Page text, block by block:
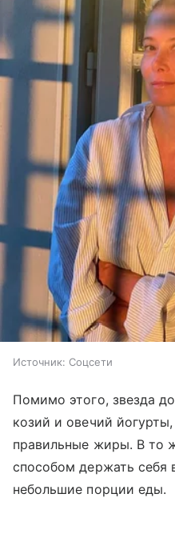
Источник: Соцсети
Помимо этого, звезда
козий и овечий
правильные жиры. В то
способом держать себя
небольшие порции еды.